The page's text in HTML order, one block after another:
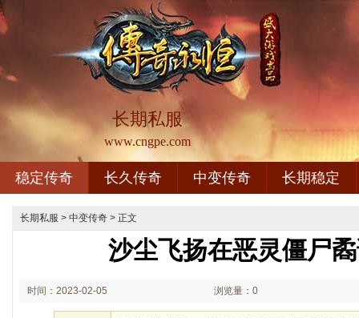
长期私服
www.cngpe.com
稳定传奇 长久传奇 中变传奇 长期稳定
长期私服 > 中变传奇 > 正文
沙尘飞扬在恶灵僵尸
时间：2023-02-05 浏览量：0